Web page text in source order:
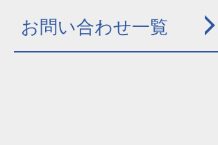
お問い合わせ一覧